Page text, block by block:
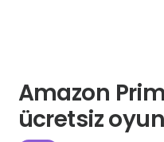
Amazon
ücretsiz